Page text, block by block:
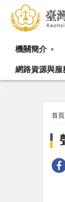
機關簡介
網路資源與服
首頁